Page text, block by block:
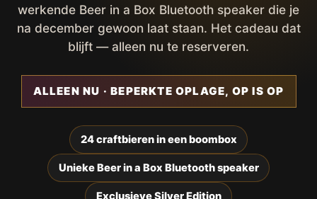
werkende Beer in a Box Bluetooth speaker die je
na december gewoon laat staan. Het cadeau dat
blijft — alleen nu te reserveren.
ALLEEN NU · BEPERKTE OPLAGE, OP IS OP
24 craftbieren in een boombox
Unieke Beer in a Box Bluetooth speaker